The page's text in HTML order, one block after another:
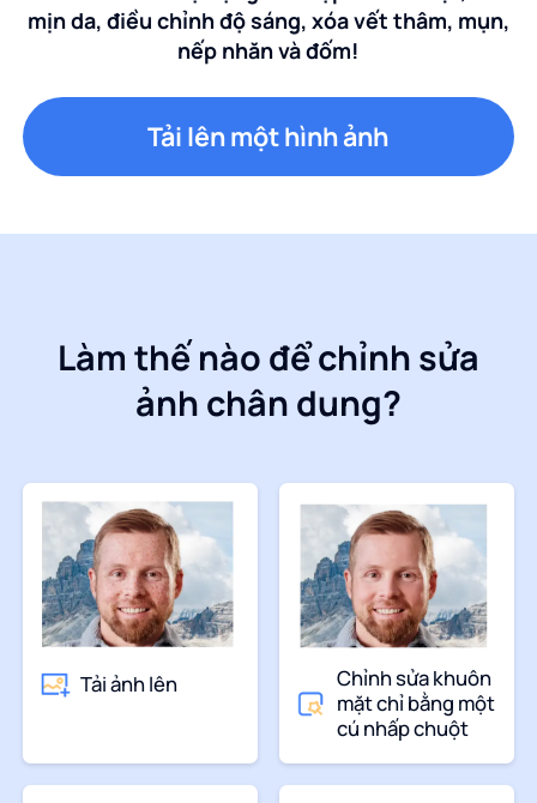
mịn da, điều chỉnh độ sáng, xóa vết thâm, mụn,
nếp nhăn và đốm!
Tải lên một hình ảnh
Làm thế nào để chỉnh sửa
ảnh chân dung?
Tải ảnh lên
Chỉnh sửa khuôn
mặt chỉ bằng một
cú nhấp chuột